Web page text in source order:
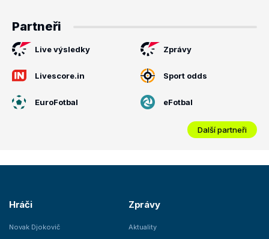
Partneři
Live výsledky Zprávy
Livescore.in Sport odds
EuroFotbal eFotbal
Další partneři
Hráči
Novak Djokovič
Zprávy
Aktuality